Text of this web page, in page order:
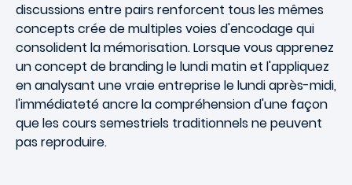
discussions entre pairs renforcent tous les mêmes
concepts crée de multiples voies d'encodage qui
consolident la mémorisation. Lorsque vous apprenez
un concept de branding le lundi matin et l'appliquez
en analysant une vraie entreprise le lundi après-midi,
l'immédiateté ancre la compréhension d'une façon
que les cours semestriels traditionnels ne peuvent
pas reproduire.